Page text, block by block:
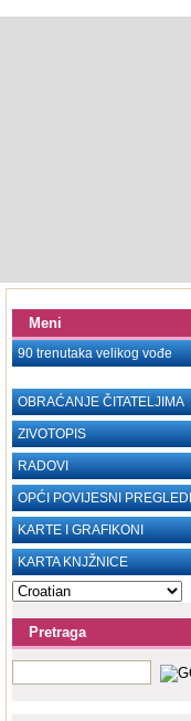
Meni
90 trenutaka velikog vođe
OBRAĆANJE ČITATELJIMA
ZIVOTOPIS
RADOVI
OPĆI POVIJESNI PREGLEDI
KARTE I GRAFIKONI
KARTA KNJŽNICE
Pretraga